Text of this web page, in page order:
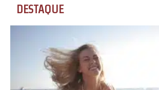
DESTAQUE